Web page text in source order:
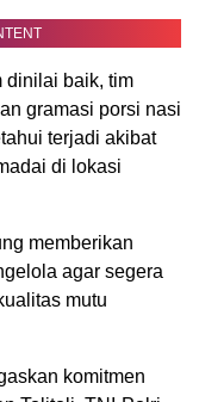
dinilai baik, tim
gramasi porsi nasi
terjadi akibat
di lokasi
memberikan
agar segera
mutu
komitmen